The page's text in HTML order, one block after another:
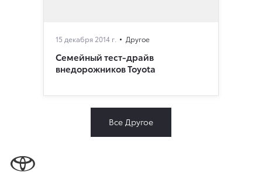
15 декабря 2014 г. Другое
Семейный тест-драйв
внедорожников Toyota
Все Другое